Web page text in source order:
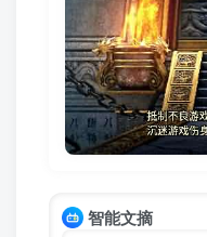
智能文摘